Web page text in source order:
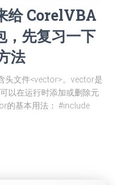
给 CorelVBA
，先复习一下
法
头文件<vector>。vector是
以在运行时添加或删除元
的基本用法： #include